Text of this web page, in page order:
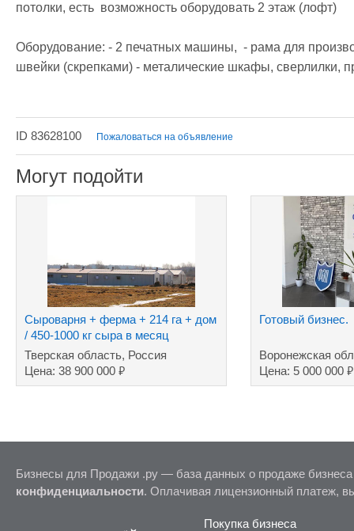
потолки, есть  возможность оборудовать 2 этаж (лофт)
Оборудование: - 2 печатных машины,  - рама для
швейки (скрепками) - металические шкафы, сверлилки,
ID 83628100 Пожаловаться на объявление
Могут подойти
Сыроварня + ферма + 214 га + дом
/ 450-1000 кг сыра в месяц
Тверская область, Россия
Цена: 38 900 000 ₽
Готовый бизнес.
Воронежская
Цена: 5 000 000₽
Бизнесы для Продажи .ру — база данных о продаже
конфиденциальности. Оплачивая лицензионный платеж,
Покупка бизнеса